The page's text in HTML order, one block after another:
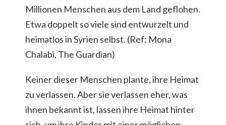
Millionen Menschen aus dem Land geflohen.
Etwa doppelt so viele sind entwurzelt und
heimatlos in Syrien selbst. (Ref: Mona
Chalabi, The Guardian)
Keiner dieser Menschen plante, ihre Heimat
zu verlassen. Aber sie verlassen eher, was
ihnen bekannt ist, lassen ihre Heimat hinter